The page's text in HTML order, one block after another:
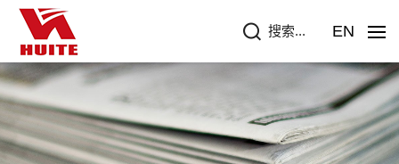
EN
搜索...